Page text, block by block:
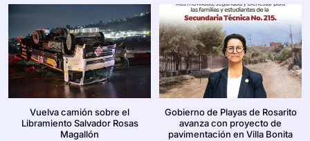
Vuelva camión sobre el
Libramiento Salvador Rosas
Magallón
Gobierno de Playas de Rosarito
avanza con proyecto de
pavimentación en Villa Bonita